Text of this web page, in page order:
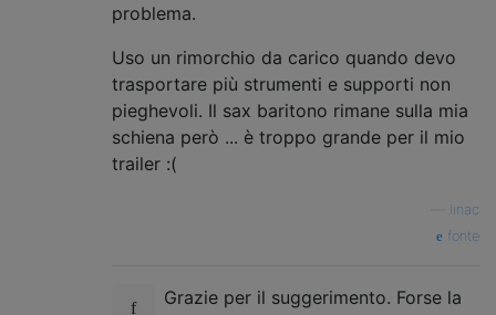
problema.
Uso un rimorchio da carico quando devo
trasportare più strumenti e supporti non
pieghevoli. Il sax baritono rimane sulla mia
schiena però ... è troppo grande per il mio
trailer :(
linac
fonte
Grazie per il suggerimento. Forse la